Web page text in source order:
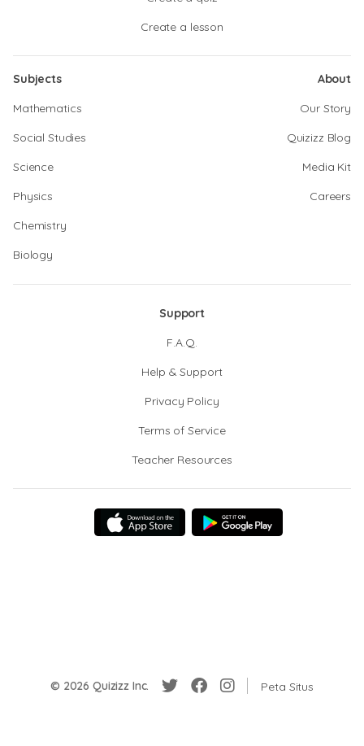
Create a lesson
Subjects
Mathematics
Social Studies
Science
Physics
Chemistry
Biology
About
Our Story
Quizizz Blog
Media Kit
Careers
Support
F.A.Q.
Help & Support
Privacy Policy
Terms of Service
Teacher Resources
© 2026 Quizizz Inc. Peta Situs